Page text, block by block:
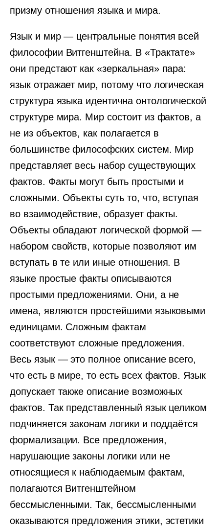
призму отношения языка и мира.
Язык и мир — центральные понятия всей
философии Витгенштейна. В «Трактате»
они предстают как «зеркальная» пара:
язык отражает мир, потому что логическая
структура языка идентична онтологической
структуре мира. Мир состоит из фактов, а
не из объектов, как полагается в
большинстве философских систем. Мир
представляет весь набор существующих
фактов. Факты могут быть простыми и
сложными. Объекты суть то, что, вступая
во взаимодействие, образует факты.
Объекты обладают логической формой —
набором свойств, которые позволяют им
вступать в те или иные отношения. В
языке простые факты описываются
простыми предложениями. Они, а не
имена, являются простейшими языковыми
единицами. Сложным фактам
соответствуют сложные предложения.
Весь язык — это полное описание всего,
что есть в мире, то есть всех фактов. Язык
допускает также описание возможных
фактов. Так представленный язык целиком
подчиняется законам логики и поддаётся
формализации. Все предложения,
нарушающие законы логики или не
относящиеся к наблюдаемым фактам,
полагаются Витгенштейном
бессмысленными. Так, бессмысленными
оказываются предложения этики, эстетики